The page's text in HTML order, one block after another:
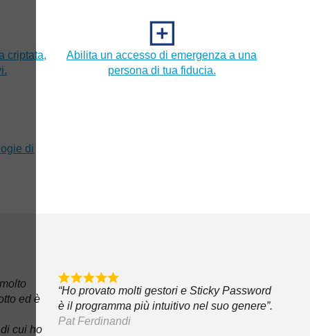
criptata,
Abilita un accesso di emergenza a una
persona di tua fiducia.
di
ed è
cui ho
“Ho provato molti gestori e Sticky Password
è il programma più intuitivo nel suo genere”.
Pat Ferdinandi